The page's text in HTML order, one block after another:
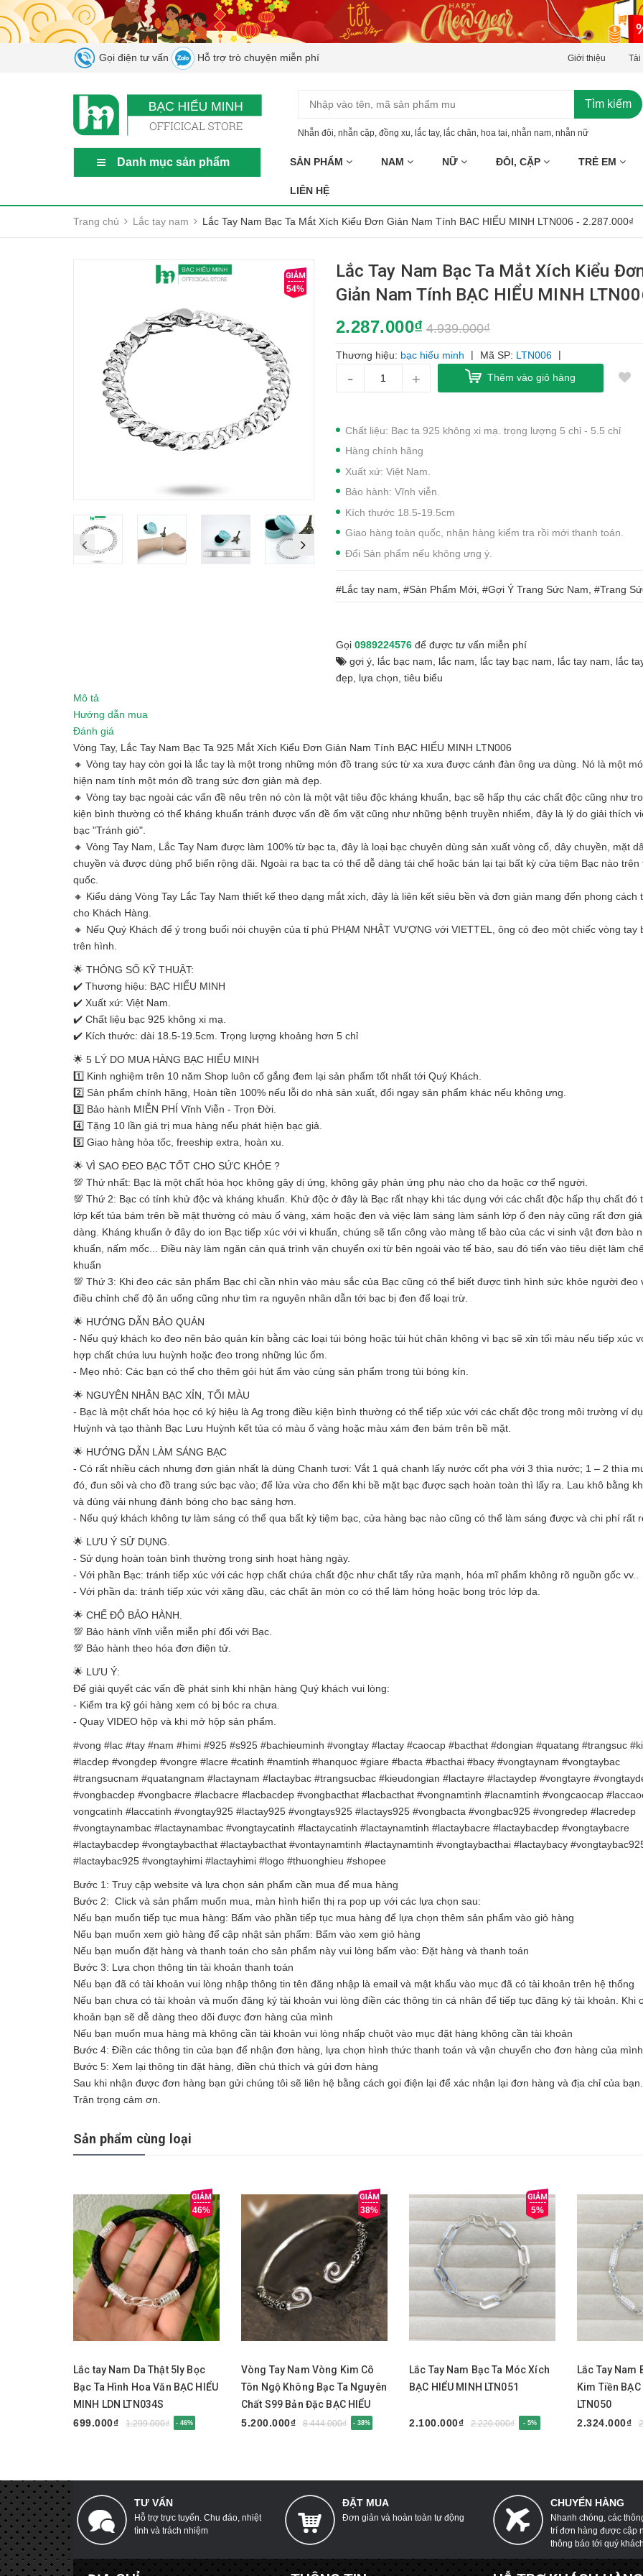
Gọi điện tư vấn Hỗ trợ trò chuyện miễn phí Giới thiệu Tài
Tìm kiếm
Nhẫn đôi nhẫn cặp đồng xu lắc tay, lắc chân hoa tai nhẫn nam nhẫn nữ
Danh mục sản phẩm SẢN PHẨM NAM NỮ ĐÔI, CẶP TRẺ EM
LIÊN HỆ
Trang chủ Lắc tay nam Lắc Tay Nam Bạc Ta Mắt Xích Kiểu Đơn Giản Nam Tính BẠC HIỂU MINH LTN006 - 2.287.000₫
54%
Lắc Tay Nam Bạc Ta Mắt Xích Kiểu
Giản Nam Tính BẠC HIỂU MINH
2.287.000₫ 4.939.000₫
Thương hiệu: bạc hiểu minh | Mã SP: LTN006 |
- + Thêm vào giỏ hàng
Chất liệu: Bạc ta 925 không xi mạ. trọng lượng 5 chỉ - 5.5 chỉ
Hàng chính hãng
Xuất xứ: Việt Nam.
Bảo hành: Vĩnh viễn.
Kích thước 18.5-19.5cm
Giao hàng toàn quốc, nhận hàng kiểm tra rồi mới thanh toán.
Đổi Sản phẩm nếu không ưng ý.
#Lắc tay nam, #Sản Phẩm Mới, #Gợi Ý Trang Sức Nam, #Trang
Gọi 0989224576để được tư vấn miễn phí
gợi ý, lắc bạc nam lắc nam lắc tay bạc nam lắc tay nam
lắc
đẹp, lựa chọn tiêu biểu
Mô tả
Hướng dẫn mua
Đánh giá
Vòng Tay, Lắc Tay Nam Bạc Ta 925 Mắt Xích Kiểu Đơn Giản Nam Tính BẠC HIỂU MINH LTN006
🔸 Vòng tay hay còn gọi là lắc tay là một trong những món đồ trang sức từ xa xưa được cánh đàn ông ưa dùng. Nó là một
hiện nam tính một món đồ trang sức đơn giản mà đẹp.
🔸 Vòng tay bạc ngoài các vấn đề nêu trên nó còn là một vật tiêu độc kháng khuẩn, bạc sẽ hấp thụ các chất độc cũng như
kiện bình thường có thể kháng khuẩn tránh được vấn đề ốm vặt cũng như những bệnh truyền nhiểm, đây là lý do giải thích
bạc "Tránh gió".
🔸 Vòng Tay Nam, Lắc Tay Nam được làm 100% từ bạc ta, đây là loại bạc chuyên dùng sản xuất vòng cổ, dây chuyền, mặt
chuyền và được dùng phổ biến rộng dãi. Ngoài ra bạc ta có thể dễ dàng tái chế hoặc bán lại tại bất kỳ cửa tiệm Bạc nào trên
quốc.
🔸 Kiểu dáng Vòng Tay Lắc Tay Nam thiết kế theo dạng mắt xích, đây là liên kết siêu bền và đơn giản mang đến phong cách
cho Khách Hàng.
🔸 Nếu Quý Khách để ý trong buổi nói chuyện của tỉ phú PHẠM NHẬT VƯỢNG với VIETTEL, ông có đeo một chiếc vòng tay
trên hình.
🌟 THÔNG SỐ KỸ THUẬT:
✔️ Thương hiệu: BẠC HIỂU MINH
✔️ Xuất xứ: Việt Nam.
✔️ Chất liệu bạc 925 không xi mạ.
✔️ Kích thước: dài 18.5-19.5cm. Trọng lượng khoảng hơn 5 chỉ
🌟 5 LÝ DO MUA HÀNG BẠC HIỂU MINH
1️⃣ Kinh nghiệm trên 10 năm Shop luôn cố gắng đem lại sản phẩm tốt nhất tới Quý Khách.
2️⃣ Sản phẩm chính hãng, Hoàn tiền 100% nếu lỗi do nhà sản xuất, đổi ngay sản phẩm khác nếu không ưng.
3️⃣ Bảo hành MIỄN PHÍ Vĩnh Viễn - Trọn Đời.
4️⃣ Tặng 10 lần giá trị mua hàng nếu phát hiện bạc giả.
5️⃣ Giao hàng hỏa tốc, freeship extra, hoàn xu.
🌟 VÌ SAO ĐEO BẠC TỐT CHO SỨC KHỎE ?
💯 Thứ nhất: Bạc là một chất hóa học không gây dị ứng, không gây phản ứng phụ nào cho da hoặc cơ thể người.
💯 Thứ 2: Bạc có tính khử độc và kháng khuẩn. Khử độc ở đây là Bạc rất nhạy khi tác dụng với các chất độc hấp thụ chất đó
lớp kết tủa bám trên bề mặt thường có màu ố vàng, xám hoặc đen và việc làm sáng làm sánh lớp ố đen này cũng rất đơn
dàng. Kháng khuẩn ở đây do ion Bạc tiếp xúc với vi khuẩn, chúng sẽ tấn công vào màng tế bào của các vi sinh vật đơn bào
khuẩn, nấm mốc... Điều này làm ngăn cản quá trình vận chuyển oxi từ bên ngoài vào tế bào, sau đó tiến vào tiêu diệt làm
khuẩn
💯 Thứ 3: Khi đeo các sản phẩm Bạc chỉ cần nhìn vào màu sắc của Bạc cũng có thể biết được tình hình sức khỏe người đeo
điều chỉnh chế độ ăn uống cũng như tìm ra nguyên nhân dẫn tới bạc bị đen để loại trừ.
🌟 HƯỚNG DẪN BẢO QUẢN
- Nếu quý khách ko đeo nên bảo quản kín bằng các loại túi bóng hoặc túi hút chân không vì bạc sẽ xỉn tối màu nếu tiếp xúc
hợp chất chứa lưu huỳnh hoặc đeo trong những lúc ốm.
- Mẹo nhỏ: Các bạn có thể cho thêm gói hút ẩm vào cùng sản phẩm trong túi bóng kín.
🌟 NGUYÊN NHÂN BẠC XỈN, TỐI MÀU
- Bạc là một chất hóa học có ký hiệu là Ag trong điều kiện bình thường có thể tiếp xúc với các chất độc trong môi trường ví
Huỳnh và tạo thành Bạc Lưu Huỳnh kết tủa có màu ố vàng hoặc màu xám đen bám trên bề mặt.
🌟 HƯỚNG DẪN LÀM SÁNG BẠC
- Có rất nhiều cách nhưng đơn giản nhất là dùng Chanh tươi: Vắt 1 quả chanh lấy nước cốt pha với 3 thìa nước; 1 – 2 thìa
đó, đun sôi và cho đồ trang sức bạc vào; để lửa vừa cho đến khi bề mặt bạc được sạch hoàn toàn thì lấy ra. Lau khô bằng
và dùng vải nhung đánh bóng cho bạc sáng hơn.
- Nếu quý khách không tự làm sáng có thể qua bất kỳ tiệm bạc, cửa hàng bạc nào cũng có thể làm sáng được và chi phí rất
🌟 LƯU Ý SỬ DỤNG.
- Sử dụng hoàn toàn bình thường trong sinh hoạt hàng ngày.
- Với phần Bạc: tránh tiếp xúc với các hợp chất chứa chất độc như chất tẩy rửa mạnh, hóa mĩ phẩm không rõ nguồn gốc vv..
- Với phần da: tránh tiếp xúc với xăng dầu, các chất ăn mòn co có thể làm hỏng hoặc bong tróc lớp da.
🌟 CHẾ ĐỘ BẢO HÀNH.
💯 Bảo hành vĩnh viễn miễn phí đối với Bạc.
💯 Bảo hành theo hóa đơn điện tử.
🌟 LƯU Ý:
Để giải quyết các vấn đề phát sinh khi nhận hàng Quý khách vui lòng:
- Kiểm tra kỹ gói hàng xem có bị bóc ra chưa.
- Quay VIDEO hộp và khi mở hộp sản phẩm.
#vong #lac #tay #nam #himi #925 #s925 #bachieuminh #vongtay #lactay #caocap #bacthat #dongian #quatang #trangsuc
#lacdep #vongdep #vongre #lacre #catinh #namtinh #hanquoc #giare #bacta #bacthai #bacy #vongtaynam #vongtaybac
#trangsucnam #quatangnam #lactaynam #lactaybac #trangsucbac #kieudongian #lactayre #lactaydep #vongtayre
#vongbacdep #vongbacre #lacbacre #lacbacdep #vongbacthat #lacbacthat #vongnamtinh #lacnamtinh #vongcaocap
vongcatinh #laccatinh #vongtay925 #lactay925 #vongtays925 #lactays925 #vongbacta #vongbac925 #vongredep #lacredep
#vongtaynambac #lactaynambac #vongtaycatinh #lactaycatinh #lactaynamtinh #lactaybacre #lactaybacdep #vongtaybacre
#lactaybacdep #vongtaybacthat #lactaybacthat #vontaynamtinh #lactaynamtinh #vongtaybacthai #lactaybacy
#lactaybac925 #vongtayhimi #lactayhimi #logo #thuonghieu #shopee
Bước 1: Truy cập website và lựa chọn sản phẩm cần mua để mua hàng
Bước 2: Click và sản phẩm muốn mua, màn hình hiển thị ra pop up với các lựa chọn sau:
Nếu bạn muốn tiếp tục mua hàng: Bấm vào phần tiếp tục mua hàng để lựa chọn thêm sản phẩm vào giỏ hàng
Nếu bạn muốn xem giỏ hàng để cập nhật sản phẩm: Bấm vào xem giỏ hàng
Nếu bạn muốn đặt hàng và thanh toán cho sản phẩm này vui lòng bấm vào: Đặt hàng và thanh toán
Bước 3: Lựa chọn thông tin tài khoản thanh toán
Nếu bạn đã có tài khoản vui lòng nhập thông tin tên đăng nhập là email và mật khẩu vào mục đã có tài khoản trên hệ thống
Nếu bạn chưa có tài khoản và muốn đăng ký tài khoản vui lòng điền các thông tin cá nhân để tiếp tục đăng ký tài khoản. Khi
khoản bạn sẽ dễ dàng theo dõi được đơn hàng của mình
Nếu bạn muốn mua hàng mà không cần tài khoản vui lòng nhấp chuột vào mục đặt hàng không cần tài khoản
Bước 4: Điền các thông tin của bạn để nhận đơn hàng, lựa chọn hình thức thanh toán và vận chuyển cho đơn hàng của mình
Bước 5: Xem lại thông tin đặt hàng, điền chú thích và gửi đơn hàng
Sau khi nhận được đơn hàng bạn gửi chúng tôi sẽ liên hệ bằng cách gọi điện lại để xác nhận lại đơn hàng và địa chỉ của bạn.
Trân trọng cảm ơn.
Sản phẩm cùng loại
46%
Lắc tay Nam Da Thật 5ly Bọc
Bạc Ta Hình Hoa Văn BẠC HIỂU
MINH LDN LTN034S
699.000₫
1.299.000₫ - 46%
38%
Vòng Tay Nam Vòng Kim Cô
Tôn Ngộ Không Bạc Ta Nguyên
Chất S99 Bản Đặc BẠC HIỂU
MINH LTN047S
5.200.000₫ 8.444.000₫ - 38%
5%
Lắc Tay Nam Bạc Ta Móc Xích
BẠC HIỂU MINH LTN051
2.100.000₫ 2.220.000₫ - 5%
Lắc Tay Nam
Kim Tiền BẠC
LTN050
2.324.000₫
TƯ VẤN
Hỗ trợ trực tuyến. Chu đáo, nhiệt
tình và trách nhiệm
ĐẶT MUA
Đơn giản và hoàn toàn tự động
CHUYỂN HÀNG
Nhanh chóng, các
trí đơn hàng được cập
thông báo tới quý